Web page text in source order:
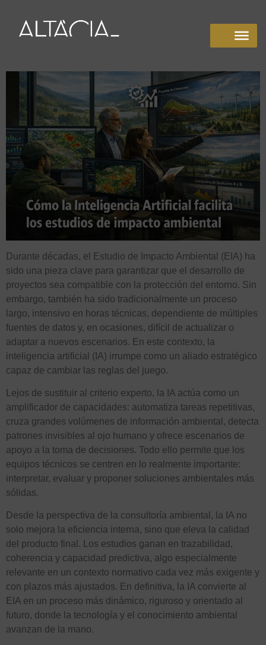
Durante décadas, el Estudio de Impacto Ambiental (EIA) ha
sido una pieza clave para garantizar que el desarrollo de
proyectos sea compatible con la protección del entorno. Sin
embargo, también ha sido tradicionalmente un proceso
largo, intensivo en horas técnicas, dependiente de múltiples
fuentes de datos y, en ocasiones, difícil de actualizar o
adaptar a nuevos escenarios. En este contexto, la
inteligencia artificial (IA) irrumpe como un aliado estratégico
capaz de cambiar las reglas del juego.
Lejos de sustituir al criterio experto, la IA actúa como un
amplificador de capacidades: automatiza tareas repetitivas,
cruza grandes volúmenes de información ambiental, detecta
patrones invisibles al ojo humano y ofrece escenarios de
apoyo a la toma de decisiones. Todo ello permite que los
equipos técnicos se centren en lo realmente importante:
interpretar, evaluar y proponer soluciones ambientales más
sólidas.
Desde la perspectiva de la consultoría ambiental, la IA no
solo mejora la eficiencia interna, sino que eleva la calidad
del producto final. Los estudios ganan en trazabilidad,
coherencia y capacidad predictiva, algo especialmente
relevante en un contexto normativo cada vez más exigente y
con plazos más ajustados. En definitiva, la IA convierte al
EIA en un proceso más dinámico, riguroso y orientado al
futuro, donde la tecnología y el conocimiento ambiental
avanzan de la mano.